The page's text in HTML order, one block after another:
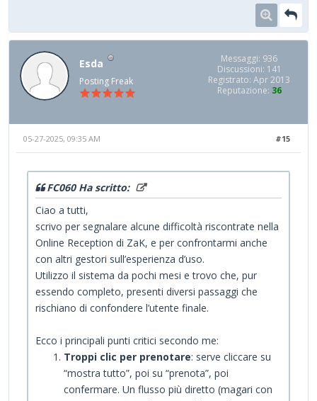
Esda
Posting Freak
Messaggi: 936
Discussioni: 141
Registrato: Apr 2013
Reputazione: 36
#15
05-27-2025, 09:35 AM
FC060 Ha scritto:
Ciao a tutti,
scrivo per segnalare alcune difficoltà riscontrate nella
Online Reception di ZaK, e per confrontarmi anche
con altri gestori sull’esperienza d’uso.
Utilizzo il sistema da pochi mesi e trovo che, pur
essendo completo, presenti diversi passaggi che
rischiano di confondere l’utente finale.
Ecco i principali punti critici secondo me:
Troppi clic per prenotare: serve cliccare su
“mostra tutto”, poi su “prenota”, poi
confermare. Un flusso più diretto (magari con